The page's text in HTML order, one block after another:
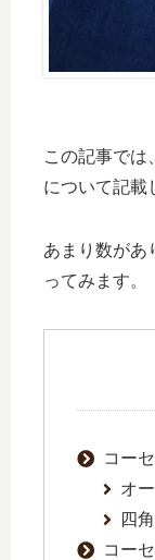
この記事では
について記載
あまり数があ
ってみます。
コー
オ
四
コー